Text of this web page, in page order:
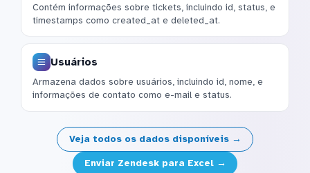
Contém informações sobre tickets, incluindo id, status, e
timestamps como created_at e deleted_at.
Usuários
Armazena dados sobre usuários, incluindo id, nome, e
informações de contato como e-mail e status.
Veja todos os dados disponíveis →
Enviar Zendesk para Excel →